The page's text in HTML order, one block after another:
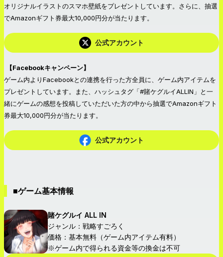
オリジナルイラストのスマホ壁紙をプレゼントしています。さらに、抽選
でAmazonギフト券最大10,000円分が当たります。
公式アカウント
【Facebookキャンペーン】
ゲーム内よりFacebookとの連携を行った方全員に、ゲーム内アイテムを
プレゼントしています。また、ハッシュタグ「#賭ケグルイALLIN」と一
緒にゲームの感想を投稿していただいた方の中から抽選でAmazonギフト
券最大10,000円分が当たります。
公式アカウント
■ゲーム基本情報
賭ケグルイ ALL IN
ジャンル：戦略すごろく
価格：基本無料（ゲーム内アイテム有料）
※ゲーム内で得られる資金等の換金は不可